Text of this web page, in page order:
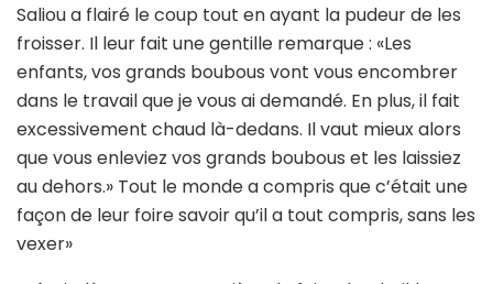
Saliou a flairé le coup tout en ayant la pudeur de les
froisser. Il leur fait une gentille remarque : «Les
enfants, vos grands boubous vont vous encombrer
dans le travail que je vous ai demandé. En plus, il fait
excessivement chaud là-dedans. Il vaut mieux alors
que vous enleviez vos grands boubous et les laissiez
au dehors.» Tout le monde a compris que c’était une
façon de leur foire savoir qu’il a tout compris, sans les
vexer»